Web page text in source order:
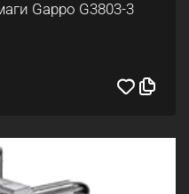
Gappo G3803-3